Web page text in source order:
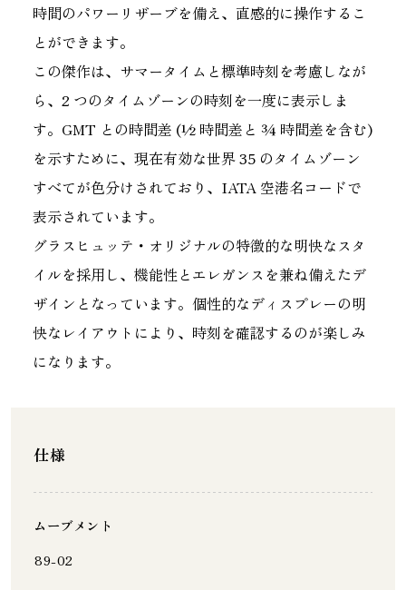
時間のパワーリザーブを備え、直感的に操作するこ
とができます。
この傑作は、サマータイムと標準時刻を考慮しなが
ら、2 つのタイムゾーンの時刻を一度に表示しま
す。GMT との時間差 (½ 時間差と ¾ 時間差を含む)
を示すために、現在有効な世界 35 のタイムゾーン
すべてが色分けされており、IATA 空港名コードで
表示されています。
グラスヒュッテ・オリジナルの特徴的な明快なスタ
イルを採用し、機能性とエレガンスを兼ね備えたデ
ザインとなっています。個性的なディスプレーの明
快なレイアウトにより、時刻を確認するのが楽しみ
になります。
仕様
ムーブメント
89-02